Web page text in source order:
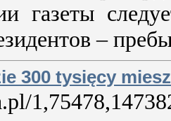
газеты
–
300 tysięcy